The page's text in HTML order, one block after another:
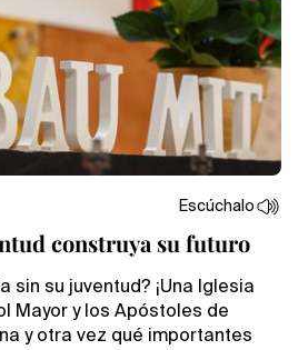
Escúchalo
construya su futuro
sin su juventud? ¡Una Iglesia
Mayor y los Apóstoles de
y otra vez qué importantes